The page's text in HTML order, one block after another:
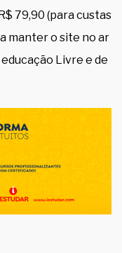
79,90 (para custas
manter o site no ar
Livre e de